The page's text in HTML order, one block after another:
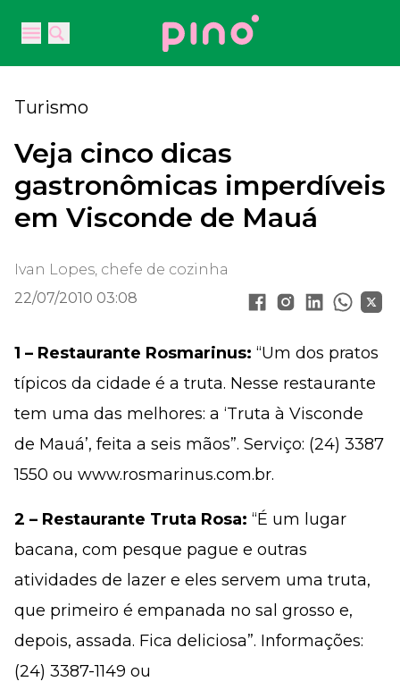
Open main menu
Open main menu
Your Company
Turismo
Veja cinco dicas
gastronômicas imperdíveis
em Visconde de Mauá
Ivan Lopes, chefe de cozinha
22/07/2010 03:08
1 – Restaurante Rosmarinus: “Um dos pratos
típicos da cidade é a truta. Nesse restaurante
tem uma das melhores: a ‘Truta à Visconde
de Mauá’, feita a seis mãos”. Serviço: (24) 3387
1550 ou www.rosmarinus.com.br.
2 – Restaurante Truta Rosa: “É um lugar
bacana, com pesque pague e outras
atividades de lazer e eles servem uma truta,
que primeiro é empanada no sal grosso e,
depois, assada. Fica deliciosa”. Informações:
(24) 3387-1149 ou